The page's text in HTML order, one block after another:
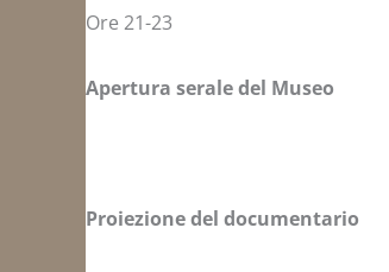
Ore 21-23
Apertura serale del Museo
Proiezione del documentario